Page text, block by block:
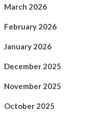
March 2026
February 2026
January 2026
December 2025
November 2025
October 2025